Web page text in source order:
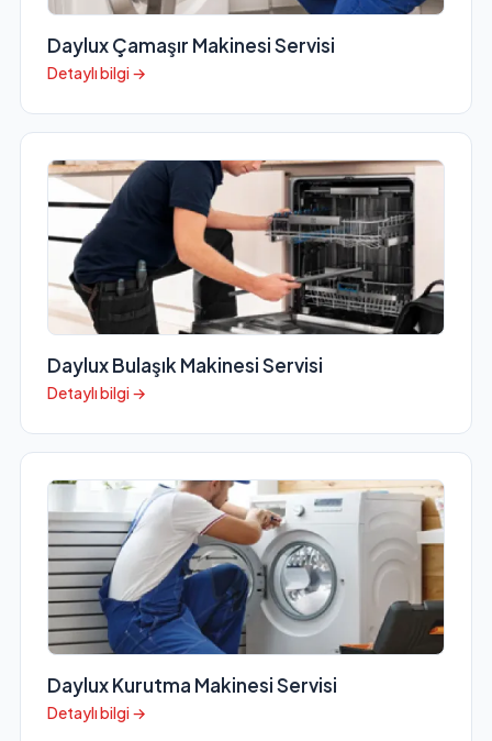
Daylux Çamaşır Makinesi Servisi
Detaylı bilgi →
Daylux Bulaşık Makinesi Servisi
Detaylı bilgi →
Daylux Kurutma Makinesi Servisi
Detaylı bilgi →